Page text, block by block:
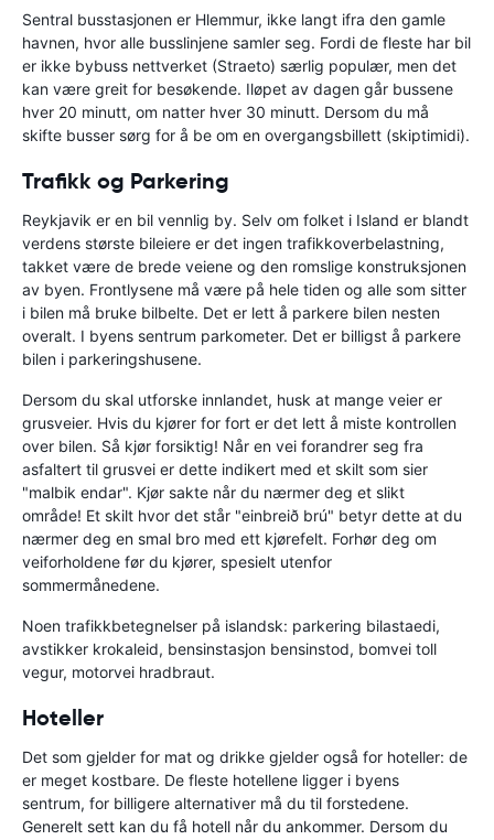
Sentral busstasjonen er Hlemmur, ikke langt ifra den gamle
havnen, hvor alle busslinjene samler seg. Fordi de fleste har bil
er ikke bybuss nettverket (Straeto) særlig populær, men det
kan være greit for besøkende. Iløpet av dagen går bussene
hver 20 minutt, om natter hver 30 minutt. Dersom du må
skifte busser sørg for å be om en overgangsbillett (skiptimidi).
Trafikk og Parkering
Reykjavik er en bil vennlig by. Selv om folket i Island er blandt
verdens største bileiere er det ingen trafikkoverbelastning,
takket være de brede veiene og den romslige konstruksjonen
av byen. Frontlysene må være på hele tiden og alle som sitter
i bilen må bruke bilbelte. Det er lett å parkere bilen nesten
overalt. I byens sentrum parkometer. Det er billigst å parkere
bilen i parkeringshusene.
Dersom du skal utforske innlandet, husk at mange veier er
grusveier. Hvis du kjører for fort er det lett å miste kontrollen
over bilen. Så kjør forsiktig! Når en vei forandrer seg fra
asfaltert til grusvei er dette indikert med et skilt som sier
"malbik endar". Kjør sakte når du nærmer deg et slikt
område! Et skilt hvor det står "einbreið brú" betyr dette at du
nærmer deg en smal bro med ett kjørefelt. Forhør deg om
veiforholdene før du kjører, spesielt utenfor
sommermånedene.
Noen trafikkbetegnelser på islandsk: parkering bilastaedi,
avstikker krokaleid, bensinstasjon bensinstod, bomvei toll
vegur, motorvei hradbraut.
Hoteller
Det som gjelder for mat og drikke gjelder også for hoteller: de
er meget kostbare. De fleste hotellene ligger i byens
sentrum, for billigere alternativer må du til forstedene.
Generelt sett kan du få hotell når du ankommer. Dersom du